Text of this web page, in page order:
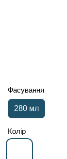
Фасування
280 мл
Колір